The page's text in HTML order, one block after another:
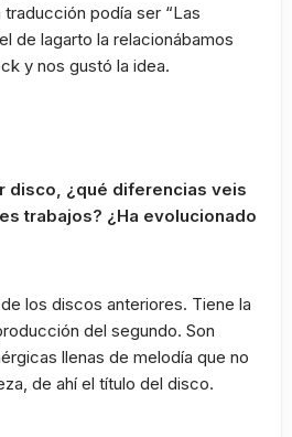
podía ser “Las
de lagarto la relacionábamos
y nos gustó la idea.
disco, ¿qué diferencias veis
trabajos? ¿Ha evolucionado
los discos anteriores. Tiene la
del segundo. Son
llenas de melodía que no
de ahí el título del disco.